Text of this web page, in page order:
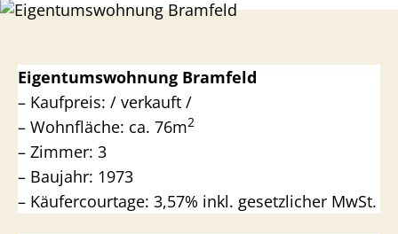
Eigentumswohnung Bramfeld
– Kaufpreis: / verkauft /
– Wohnfläche: ca. 76m2
– Zimmer: 3
– Baujahr: 1973
– Käufercourtage: 3,57% inkl. gesetzlicher MwSt.